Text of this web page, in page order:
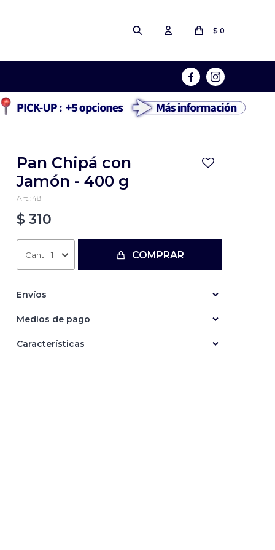
$ 0
 
Pan Chipá con
Jamón - 400 g
48
$ 310
1 COMPRAR
Envíos
Medios de pago
Características